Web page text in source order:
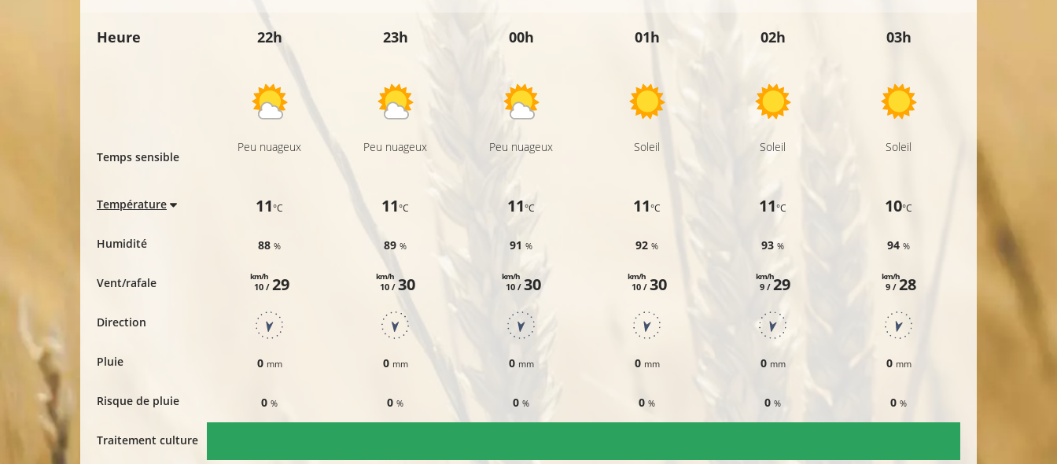
Heure
Temps sensible
Température
Humidité
Vent/rafale
Direction
Pluie
Risque de pluie
Traitement culture
22h
Peu nuageux
11°C
88%
10 /
km/h 29
0 mm
0%
23h
Peu nuageux
11°C
89%
10 /
km/h 30
0 mm
0%
00h
Peu nuageux
11°C
91%
10 /
km/h 30
0 mm
0%
01h
Soleil
11°C
92%
10 /
km/h 30
0 mm
0%
02h
Soleil
11°C
93%
9 /
km/h29
0 mm
0%
03h
Soleil
10°C
94%
9 /
km/h28
0 mm
0%